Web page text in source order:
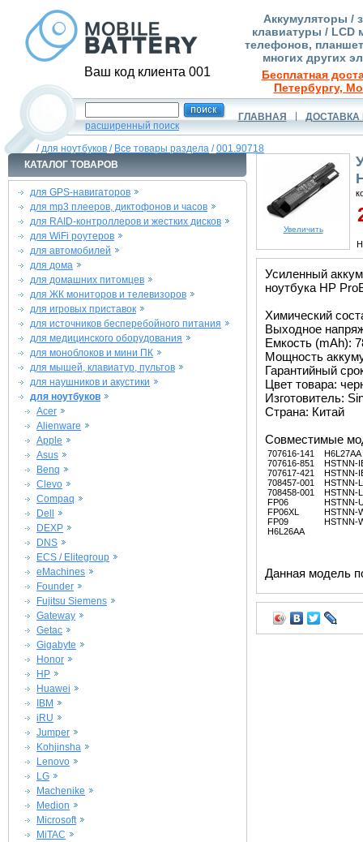
Ваш код клиента 001
Аккумуляторы /
клавиатуры / LCD
телефонов,
многих других
Бесплатная
Петербургу,
расширенный поиск
ГЛАВНАЯ ДОСТАВКА
/для ноутбуков / Все товары раздела /001.90718
КАТАЛОГ ТОВАРОВ
для GPS-навигаторов
для mp3 плееров, диктофонов и часов
для RAID-контроллеров и жестких дисков
для WiFi роутеров
для автомобилей
для дома
для домашних питомцев
для ЖК мониторов и телевизоров
для игровых приставок
для источников бесперебойного питания
для медицинского оборудования
для моноблоков и мини ПК
для мышей, клавиатур, пультов
для наушников и акустики
для ноутбуков
Acer
Alienware
Apple
Asus
Benq
Clevo
Compaq
Dell
DEXP
DNS
ECS / Elitegroup
eMachines
Founder
Fujitsu Siemens
Gateway
Getac
Gigabyte
Honor
HP
Huawei
IBM
iRU
Jumper
Kohjinsha
Lenovo
LG
Machenike
Medion
Microsoft
MiTAC
Увеличить
Усиленный
ноутбука HP
Химический
Выходное
Емкость (mAh):
Мощность
Гарантийный
Цвет товара:
Изготовитель:
Страна: Китай
Совместимые
707616-141
707616-851
707617-421
708457-001
708458-001
FP06
FP06XL
FP09
H6L26AA
H6L27AA
HSTNN-
HSTNN-
HSTNN-
HSTNN-
HSTNN-
HSTNN-
HSTNN-
Данная модель